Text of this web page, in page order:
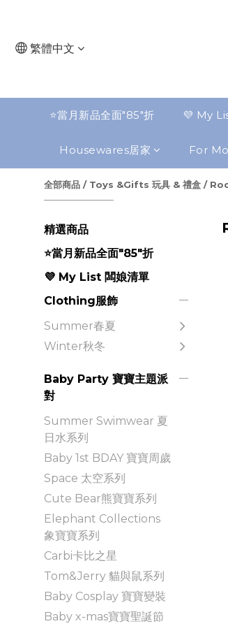
繁體中文
⭐️當月新品全面"85"折 💜 My
Housewares居家 For
全部商品 / Toys &Gifts 玩具 & 禮盒 /
精選商品
⭐️當月新品全面"85"折
💜 My List 闆娘清單
Clothing服飾
Summer春夏
Winter秋冬
Baby Party 寶寶主題派
對
Summer Swimwear 夏
日水系列
Baby 1st BDAY 寶寶周歲
Space 太空系列
Cute Bear熊寶寶系列
Elephant Collections
象寶寶系列
Carbi卡比之星
Tom&Jerry 貓與鼠系列
Baby Cosplay 寶寶變裝
Baby x-mas寶寶聖誕節